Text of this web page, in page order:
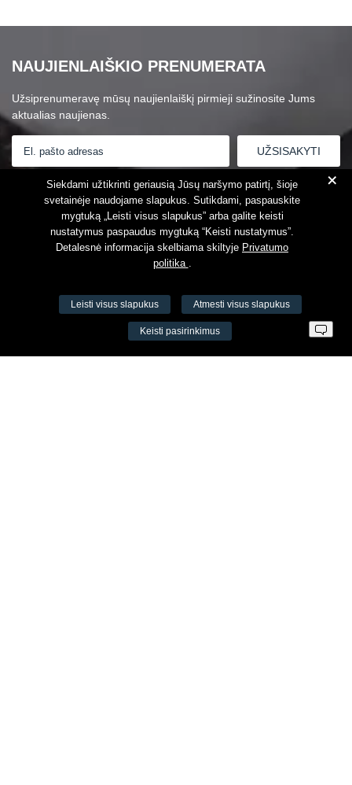
NAUJIENLAIŠKIO PRENUMERATA
Užsiprenumeravę mūsų naujienlaiškį pirmieji sužinosite Jums
aktualias naujienas.
Susipažinau suPrivatumo politika
VŠĮ Fitneso mokymo centras AEROMIX
+
Siekdami užtikrinti geriausią Jūsų naršymo patirtį, šioje
svetainėje naudojame slapukus. Sutikdami, paspauskite
mygtuką „Leisti visus slapukus” arba galite keisti
nustatymus paspaudus mygtuką “Keisti nustatymus”.
Detalesnė informacija skelbiama skiltyje Privatumo
politika .
Leisti visus slapukus Atmesti visus slapukus
Keisti pasirinkimus